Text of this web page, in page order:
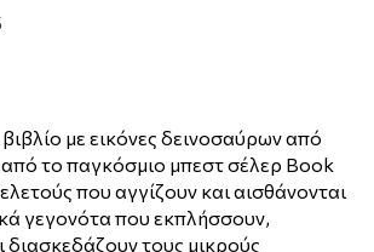
με εικόνες δεινοσαύρων από
το παγκόσμιο μπεστ σέλερ Book
που αγγίζουν και αισθάνονται
γεγονότα που εκπλήσσουν,
διασκεδάζουν τους μικρούς